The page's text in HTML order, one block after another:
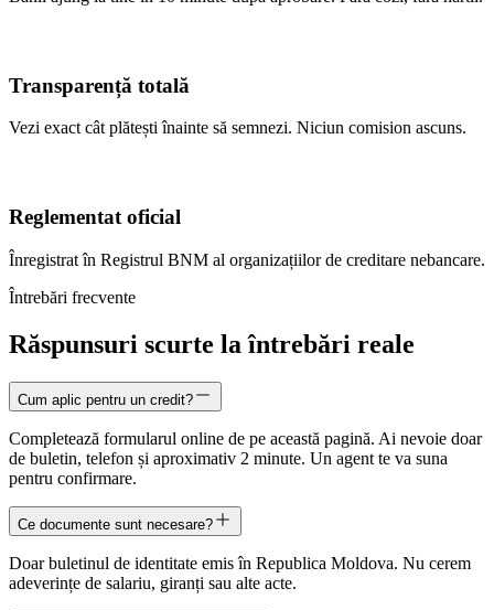
Transparență totală
Vezi exact cât plătești înainte să semnezi. Niciun comision ascuns.
Reglementat oficial
Înregistrat în Registrul BNM al organizațiilor de creditare nebancare.
Întrebări frecvente
Răspunsuri scurte la întrebări reale
Cum aplic pentru un credit?
Completează formularul online de pe această pagină. Ai nevoie doar
de buletin, telefon și aproximativ 2 minute. Un agent te va suna
pentru confirmare.
Ce documente sunt necesare?
Doar buletinul de identitate emis în Republica Moldova. Nu cerem
adeverințe de salariu, giranți sau alte acte.